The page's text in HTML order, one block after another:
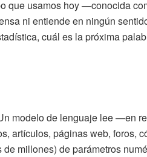
que usamos hoy —conocida
ni entiende en ningún
cuál es la próxima
modelo de lenguaje lee —en
artículos, páginas web, foros,
millones) de parámetros